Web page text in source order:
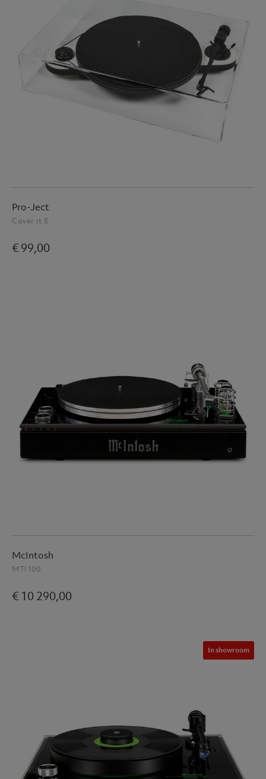
Pro-Ject
Cover it E
€ 99,00
McIntosh
MTI100
€ 10 290,00
In showroom